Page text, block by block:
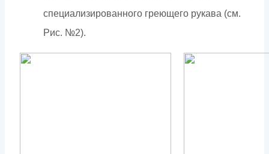
специализированного греющего рукава (см.
Рис. №2).